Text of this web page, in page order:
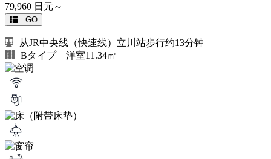
79,960 日元～
GO
从JR中央线（快速线）立川站步行约13分钟
Bタイプ 洋室11.34㎡